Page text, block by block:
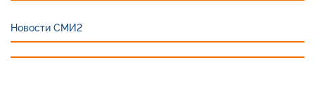
Новости СМИ2